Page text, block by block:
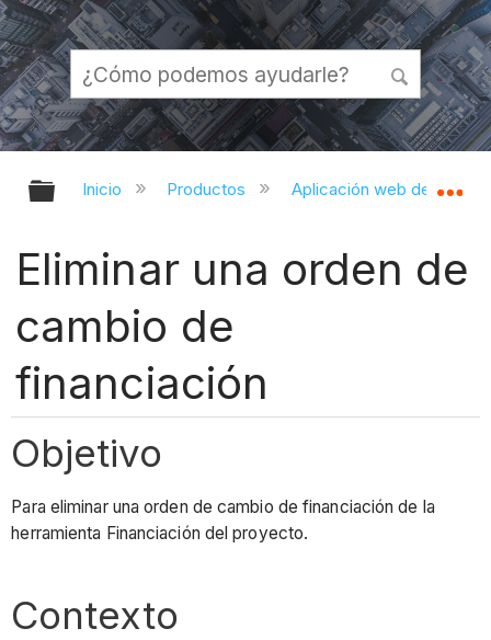
Expandir/contraer jerarquía global
Inicio Productos Aplicación web de
Eliminar una orden de
cambio de
financiación
Objetivo
Para eliminar una orden de cambio de financiación de la
herramienta Financiación del proyecto.
Contexto